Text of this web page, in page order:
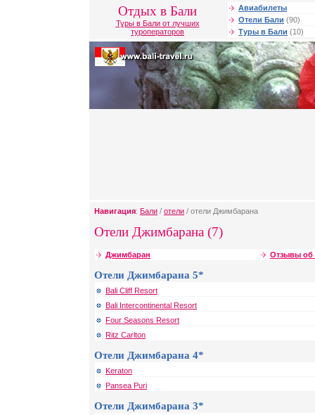
Отдых в Бали
Туры в Бали от лучших
туроператоров
Авиабилеты
Отели Бали (90)
Туры в Бали (10)
Навигация: Бали / отели / отели Джимбарана
Отели Джимбарана (7)
Джимбаран Отзывы об
Отели Джимбарана 5*
Bali Cliff Resort
Bali Intercontinental Resort
Four Seasons Resort
Ritz Carlton
Отели Джимбарана 4*
Keraton
Pansea Puri
Отели Джимбарана 3*